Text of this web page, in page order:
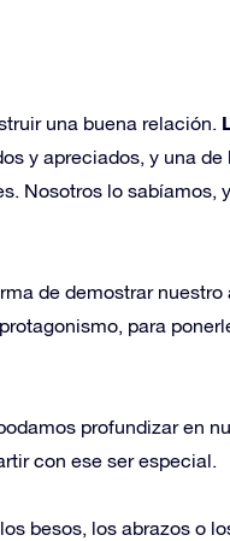
una buena relación.
y apreciados, y una de
Nosotros lo sabíamos,
de demostrar nuestro
para
profundizar en
con ese ser especial.
besos, los abrazos o